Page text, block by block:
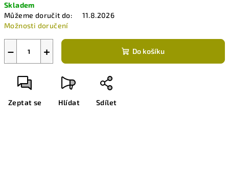
cena:
Skladem
Můžeme doručit do:
11.8.2026
Možnosti doručení
+
− Do košíku
Zeptat se Hlídat Sdílet